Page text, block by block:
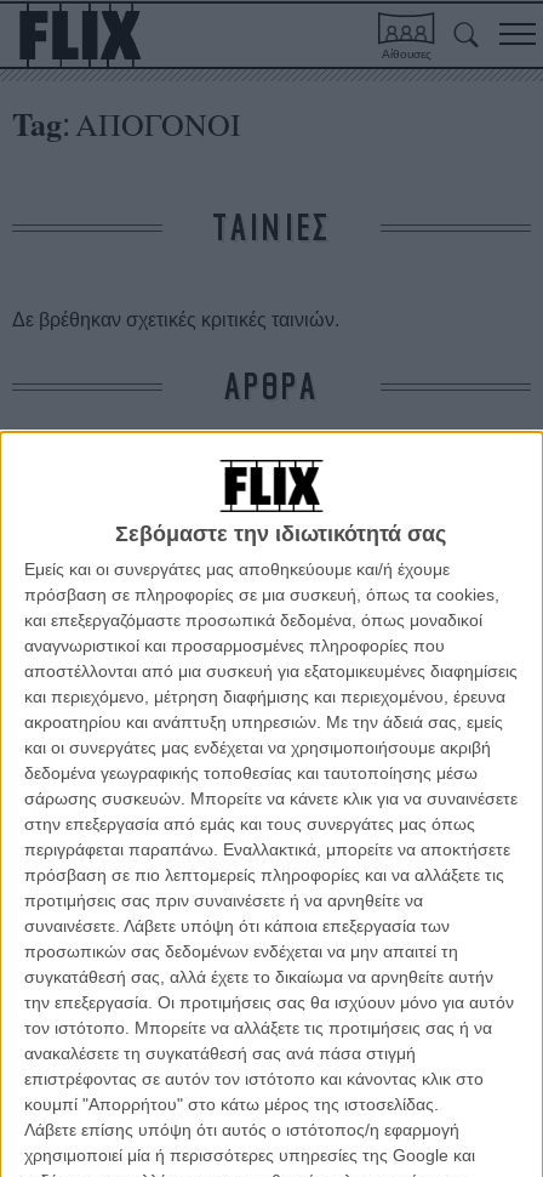
Σεβόμαστε την ιδιωτικότητά σας
Εμείς και οι συνεργάτες μας αποθηκεύουμε και/ή έχουμε
πρόσβαση σε πληροφορίες σε μια συσκευή, όπως τα cookies,
και επεξεργαζόμαστε προσωπικά δεδομένα, όπως μοναδικοί
αναγνωριστικοί και προσαρμοσμένες πληροφορίες που
αποστέλλονται από μια συσκευή για εξατομικευμένες διαφημίσεις
και περιεχόμενο, μέτρηση διαφήμισης και περιεχομένου, έρευνα
ακροατηρίου και ανάπτυξη υπηρεσιών. Με την άδειά σας, εμείς
και οι συνεργάτες μας ενδέχεται να χρησιμοποιήσουμε ακριβή
δεδομένα γεωγραφικής τοποθεσίας και ταυτοποίησης μέσω
σάρωσης συσκευών. Μπορείτε να κάνετε κλικ για να συναινέσετε
στην επεξεργασία από εμάς και τους συνεργάτες μας όπως
περιγράφεται παραπάνω. Εναλλακτικά, μπορείτε να αποκτήσετε
πρόσβαση σε πιο λεπτομερείς πληροφορίες και να αλλάξετε τις
προτιμήσεις σας πριν συναινέσετε ή να αρνηθείτε να
συναινέσετε. Λάβετε υπόψη ότι κάποια επεξεργασία των
προσωπικών σας δεδομένων ενδέχεται να μην απαιτεί τη
συγκατάθεσή σας, αλλά έχετε το δικαίωμα να αρνηθείτε αυτήν
την επεξεργασία. Οι προτιμήσεις σας θα ισχύουν μόνο για αυτόν
τον ιστότοπο. Μπορείτε να αλλάξετε τις προτιμήσεις σας ή να
ανακαλέσετε τη συγκατάθεσή σας ανά πάσα στιγμή
επιστρέφοντας σε αυτόν τον ιστότοπο και κάνοντας κλικ στο
κουμπί "Απορρήτου" στο κάτω μέρος της ιστοσελίδας.
Λάβετε επίσης υπόψη ότι αυτός ο ιστότοπος/η εφαρμογή
χρησιμοποιεί μία ή περισσότερες υπηρεσίες της Google και
Αίθουσες
Tag: ΑΠΟΓΟΝΟΙ
ΤΑΙΝΙΕΣ
Δε βρέθηκαν σχετικές κριτικές ταινιών.
ΑΡΘΡΑ
O Αλεξάντερ Πέιν στον θαυμαστό κόσμο των κόμικς!
Μανώλης Κρανάκης
Αλεξάντερ Πέιν, Φαίδων Παπαμιχαήλ: στη συνέντευξη
Τύπου των «Απογόνων»
ΝΕΑ /05 ΝΟΕ 2011/ Flix Team
O Τζορτζ Κλούνεϊ είναι τόσο τζέντλεμαν...
18 ΝΟΕ 2011 Μανώλης Κρανάκης
Gotham Awards: νικητές, χαμένοι, συμπεράσματα!
ΝΕΑ /29 ΝΟΕ 2011/ Πόλυ Λυκούργου
To «The Artist» καλύτερη ταινία της Ενωσης Κριτικών
της Ουάσινγκτον
ΝΕΑ /05 ΔΕΚ 2011 / Μανώλης Κρανάκης
Οι Κριτικοί του Σικάγο επιλέγουν «Το Δέντρο της
Ζωής»
ΝΕΑ /16 ΔΕΚ 2011 / Λήδα Γαλανού
Ο Γιώργος Λάνθιμος πρόεδρος της κριτικής επιτροπής
για το βραβείο πρώτης ταινίας, στο φεστιβάλ του
Γκέτεμποργκ.
ΝΕΑ /03 ΙΑΝ 2012 / Γιώργος Κρασσακόπουλος